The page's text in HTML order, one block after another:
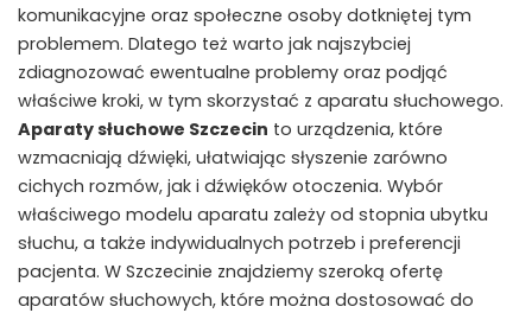
komunikacyjne oraz społeczne osoby dotkniętej tym
problemem. Dlatego też warto jak najszybciej
zdiagnozować ewentualne problemy oraz podjąć
właściwe kroki, w tym skorzystać z aparatu słuchowego.
Aparaty słuchowe Szczecin to urządzenia, które
wzmacniają dźwięki, ułatwiając słyszenie zarówno
cichych rozmów, jak i dźwięków otoczenia. Wybór
właściwego modelu aparatu zależy od stopnia ubytku
słuchu, a także indywidualnych potrzeb i preferencji
pacjenta. W Szczecinie znajdziemy szeroką ofertę
aparatów słuchowych, które można dostosować do